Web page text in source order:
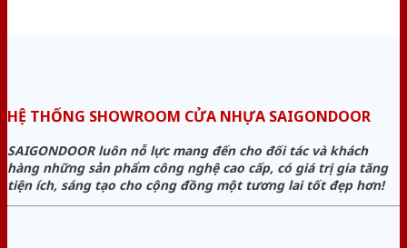
HỆ THỐNG SHOWROOM CỬA NHỰA SAIGONDOOR
SAIGONDOOR luôn nỗ lực mang đến cho đối tác và khách
hàng những sản phẩm công nghệ cao cấp, có giá trị gia tăng
tiện ích, sáng tạo cho cộng đồng một tương lai tốt đẹp hơn!